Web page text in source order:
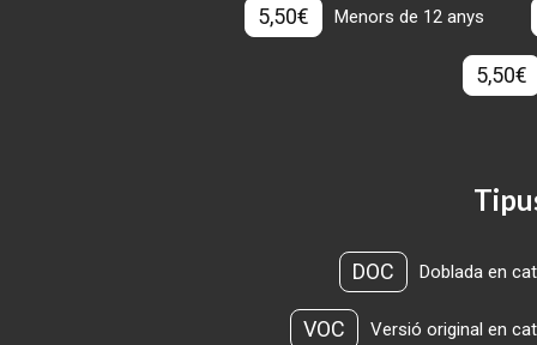
5,50€ Menors de 12 anys
5,50€
DOC Doblada en
VOC Versió original en